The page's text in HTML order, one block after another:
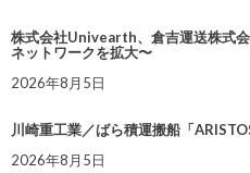
株式会社Univearth、倉吉運送株式
ネットワークを拡大〜
2026年8月5日
川崎重工業／ばら積運搬船「
2026年8月5日